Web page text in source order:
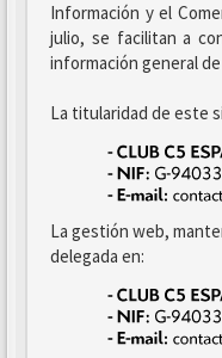
Información y el
julio, se facilitan a
información general
La titularidad de este
La gestión web,
delegada en: